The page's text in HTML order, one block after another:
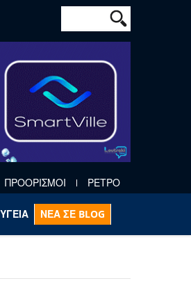
Φόρμα
Αναζήτηση
ΠΡΟΟΡΙΣΜΟΙ ΡΕΤΡΟ
ΥΓΕΙΑ ΝΕΑ ΣΕ BLOG